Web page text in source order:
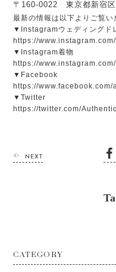
〒160-0022 東京都新宿
最新の情報は以下よりご覧い
▼Instagramウェディングド
https://www.
▼Instagram着物
https://www.
▼Facebook
https://www.facebook.com/
▼Twitter
https://twitter.com/
NEXT
CATEGORY